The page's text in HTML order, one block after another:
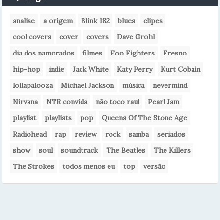
analise a origem Blink 182 blues
clipes
cool covers
cover covers
Dave Grohl
dia dos namorados
filmes Foo Fighters
Fresno
hip-hop
indie Jack White Katy Perry
Kurt Cobain
lollapalooza
Michael Jackson música
nevermind
Nirvana
NTR convida não toco raul
Pearl Jam
playlist
playlists pop
Queens Of The Stone Age
Radiohead
rap review rock samba
seriados
show
soul soundtrack The Beatles
The Killers
The Strokes
todos menos eu top versão